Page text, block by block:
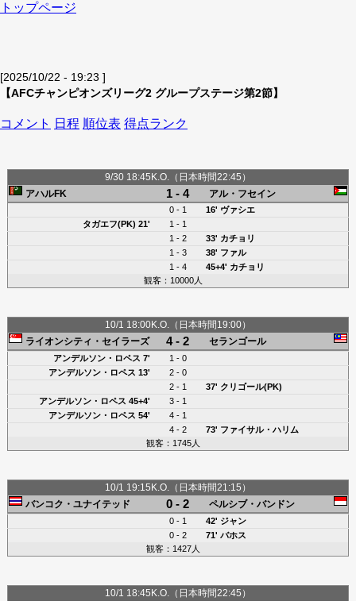
トップページ
[2025/10/22 - 19:23 ]
【AFCチャンピオンズリーグ2 グループステージ第2節】
コメント 日程 順位表 得点ランク
9/30 18:45K.O.（日本時間22:45）
アハルFK
1 - 4 アル・フセイン
0 - 1 16' ヴァシエ
タガエフ(PK) 21'
1 - 1
1 - 2
33' カチョリ
1 - 3
38' ファル
1 - 4
45+4' カチョリ
観客：10000人
10/1 18:00K.O.（日本時間19:00）
ライオンシティ・セイラーズ
4 - 2 セランゴール
アンデルソン・ロペス 7'
1 - 0
アンデルソン・ロペス 13'
2 - 0
2 - 1
37' クリゴール(PK)
アンデルソン・ロペス 45+4'
3 - 1
アンデルソン・ロペス 54'
4 - 1
4 - 2
73' ファイサル・ハリム
観客：1745人
10/1 19:15K.O.（日本時間21:15）
バンコク・ユナイテッド
0 - 2 ペルシブ・バンドン
0 - 1 42' ジャン
0 - 2
71' バホス
観客：1427人
10/1 18:45K.O.（日本時間22:45）